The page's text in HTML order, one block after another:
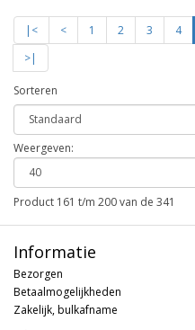
|< < 1 2 3 4
>|
Sorteren
Weergeven:
Product 161 t/m 200 van de 341
Informatie
Bezorgen
Betaalmogelijkheden
Zakelijk, bulkafname